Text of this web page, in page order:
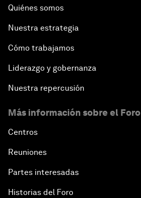
Quiénes somos
Nuestra estrategia
Cómo trabajamos
Liderazgo y gobernanza
Nuestra repercusión
Más información sobre el Foro
Centros
Reuniones
Partes interesadas
Historias del Foro